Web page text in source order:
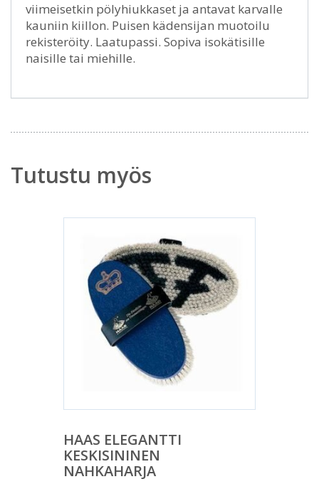
viimeisetkin pölyhiukkaset ja antavat karvalle
kauniin kiillon. Puisen kädensijan muotoilu
rekisteröity. Laatupassi. Sopiva isokätisille
naisille tai miehille.
Tutustu myös
HAAS ELEGANTTI
KESKISININEN
NAHKAHARJA